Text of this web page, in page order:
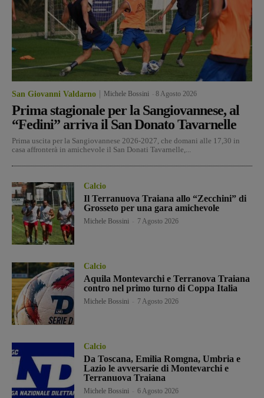
San Giovanni Valdarno Michele Bossini 8 Agosto 2026
Prima stagionale per la Sangiovannese, al
“Fedini” arriva il San Donato Tavarnelle
Prima uscita per la Sangiovannese 2026-2027, che domani alle 17,30 in
casa affronterà in amichevole il San Donati Tavarnelle,...
Calcio
Il Terranuova Traiana allo “Zecchini” di
Grosseto per una gara amichevole
Michele Bossini 7 Agosto 2026
Calcio
Aquila Montevarchi e Terranova Traiana
contro nel primo turno di Coppa Italia
Michele Bossini 7 Agosto 2026
Calcio
Da Toscana, Emilia Romgna, Umbria e
Lazio le avversarie di Montevarchi e
Terranuova Traiana
Michele Bossini 6 Agosto 2026